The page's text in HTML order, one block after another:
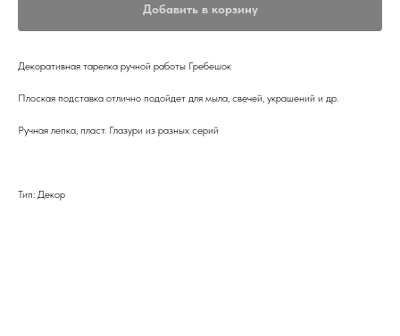
Добавить в корзину
Декоративная тарелка ручной работы Гребешок
Плоская подставка отлично подойдет для мыла, свечей, украшений и др.
Ручная лепка, пласт. Глазури из разных серий
Тип: Декор